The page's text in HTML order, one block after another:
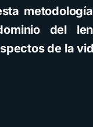
del
de la